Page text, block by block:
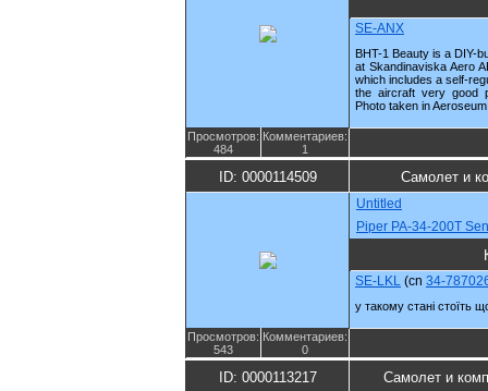
SE-ANX
BHT-1 Beauty is a DIY-
at Skandinaviska Aero
which includes a self-
the aircraft very good
Photo taken in
Просмотров:
484
Комментариев:
1
ID: 0000114509 Самолет и
Untitled
Piper PA-34-200T
SE-LKL (cn 34-
у такому стані стоїть
Просмотров:
543
Комментариев:
0
ID: 0000113217 Самолет и